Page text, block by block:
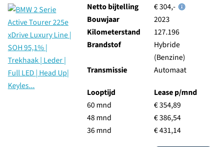
Netto bijtelling
€ 304,-
Bouwjaar
2023
Kilometerstand
127.196
Brandstof
Hybride
(Benzine)
Transmissie
Automaat
Looptijd
60 mnd
48 mnd
36 mnd
Lease p/mnd
€ 354,89
€ 386,54
€ 431,14